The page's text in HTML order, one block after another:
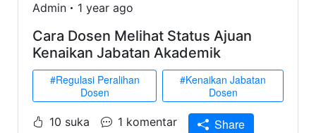
Admin 1 year ago
Cara Dosen Melihat Status Ajuan
Kenaikan Jabatan Akademik
#Regulasi Peralihan
Dosen
#Kenaikan Jabatan
Dosen
10 suka 1 komentar Share